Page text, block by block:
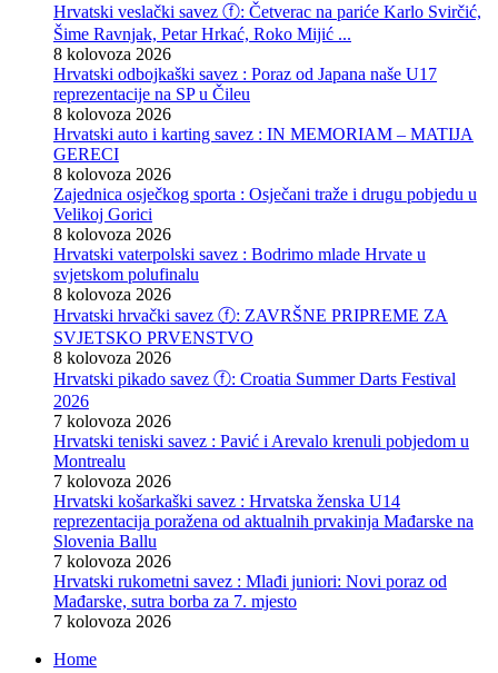
Hrvatski veslački savez ⓕ: Četverac na pariće Karlo Svirčić,
Šime Ravnjak, Petar Hrkać, Roko Mijić ...
8 kolovoza 2026
Hrvatski odbojkaški savez : Poraz od Japana naše U17
reprezentacije na SP u Čileu
8 kolovoza 2026
Hrvatski auto i karting savez : IN MEMORIAM – MATIJA
GERECI
8 kolovoza 2026
Zajednica osječkog sporta : Osječani traže i drugu pobjedu u
Velikoj Gorici
8 kolovoza 2026
Hrvatski vaterpolski savez : Bodrimo mlade Hrvate u
svjetskom polufinalu
8 kolovoza 2026
Hrvatski hrvački savez ⓕ: ZAVRŠNE PRIPREME ZA
SVJETSKO PRVENSTVO
8 kolovoza 2026
Hrvatski pikado savez ⓕ: Croatia Summer Darts Festival
2026
7 kolovoza 2026
Hrvatski teniski savez : Pavić i Arevalo krenuli pobjedom u
Montrealu
7 kolovoza 2026
Hrvatski košarkaški savez : Hrvatska ženska U14
reprezentacija poražena od aktualnih prvakinja Mađarske na
Slovenia Ballu
7 kolovoza 2026
Hrvatski rukometni savez : Mlađi juniori: Novi poraz od
Mađarske, sutra borba za 7. mjesto
7 kolovoza 2026
Home